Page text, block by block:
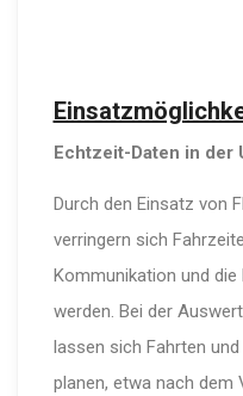
Echtzeit-Daten in der
Durch den Einsatz von
verringern sich
Kommunikation und
werden. Bei der
lassen sich Fahrten
planen, etwa nach dem